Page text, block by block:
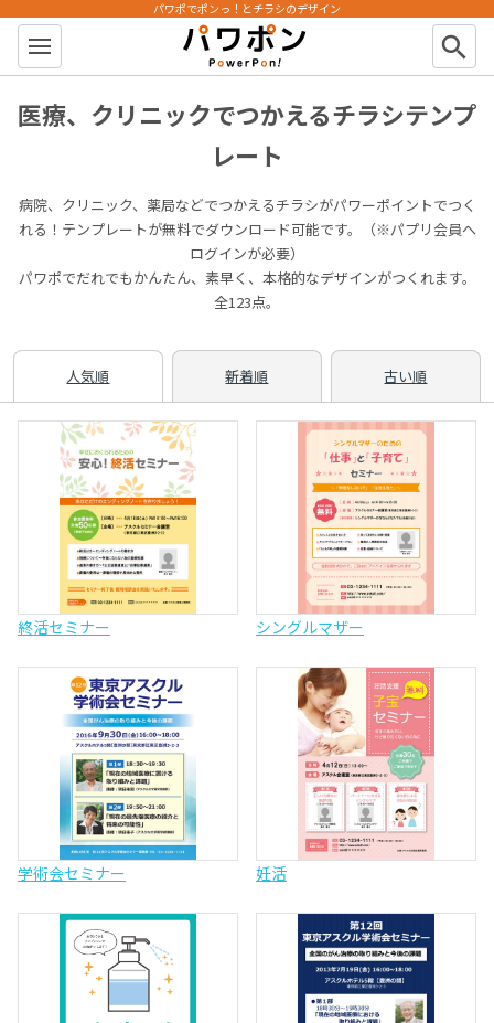
パワポン
パワポでポンっ！とチラシのデザイン
search
医療、クリニックでつかえるチラシテンプ
レート
病院、クリニック、薬局などでつかえるチラシがパワーポイントでつく
れる！テンプレートが無料でダウンロード可能です。（※パプリ会員へ
ログインが必要）
パワポでだれでもかんたん、素早く、本格的なデザインがつくれます。
全123点。
人気順 新着順 古い順
終活セミナー シングルマザー
学術会セミナー 妊活